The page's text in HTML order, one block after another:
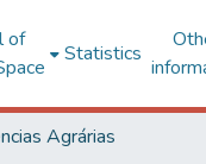
of
Statistics
Agrárias